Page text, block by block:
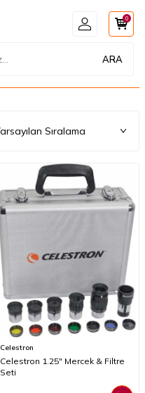
ARA
0
Celestron
Celestron 1.25" Mercek & Filtre
Seti